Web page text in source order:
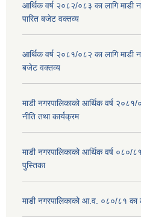
आर्थिक वर्ष २०८२/०८३ का लागि माडी
पारित बजेट वक्तव्य
आर्थिक वर्ष २०८१/०८२ का लागि माडी
बजेट वक्तव्य
माडी नगरपालिकाको आर्थिक वर्ष २०८१/
नीति तथा कार्यक्रम
माडी नगरपालिकाको आर्थिक वर्ष ०८०/
पुस्तिका
माडी नगरपालिकाको आ.व. ०८०/८१ का